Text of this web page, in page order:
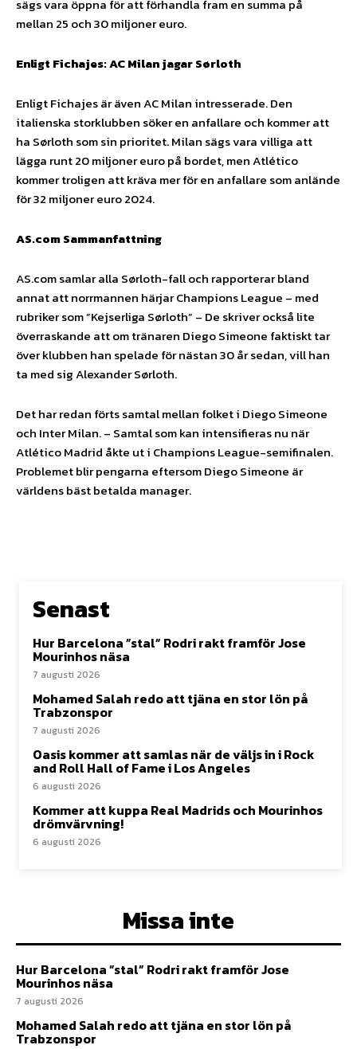
sägs vara öppna för att förhandla fram en summa på
mellan 25 och 30 miljoner euro.
Enligt Fichajes: AC Milan jagar Sørloth
Enligt Fichajes är även AC Milan intresserade. Den
italienska storklubben söker en anfallare och kommer att
ha Sørloth som sin prioritet. Milan sägs vara villiga att
lägga runt 20 miljoner euro på bordet, men Atlético
kommer troligen att kräva mer för en anfallare som anlände
för 32 miljoner euro 2024.
AS.com Sammanfattning
AS.com samlar alla Sørloth-fall och rapporterar bland
annat att norrmannen härjar Champions League – med
rubriker som ”Kejserliga Sørloth” – De skriver också lite
överraskande att om tränaren Diego Simeone faktiskt tar
över klubben han spelade för nästan 30 år sedan, vill han
ta med sig Alexander Sørloth.
Det har redan förts samtal mellan folket i Diego Simeone
och Inter Milan. – Samtal som kan intensifieras nu när
Atlético Madrid åkte ut i Champions League-semifinalen.
Problemet blir pengarna eftersom Diego Simeone är
världens bäst betalda manager.
Senast
Hur Barcelona ”stal” Rodri rakt framför Jose
Mourinhos näsa
7 augusti 2026
Mohamed Salah redo att tjäna en stor lön på
Trabzonspor
7 augusti 2026
Oasis kommer att samlas när de väljs in i Rock
and Roll Hall of Fame i Los Angeles
6 augusti 2026
Kommer att kuppa Real Madrids och Mourinhos
drömvärvning!
6 augusti 2026
Missa inte
Hur Barcelona ”stal” Rodri rakt framför Jose
Mourinhos näsa
7 augusti 2026
Mohamed Salah redo att tjäna en stor lön på
Trabzonspor